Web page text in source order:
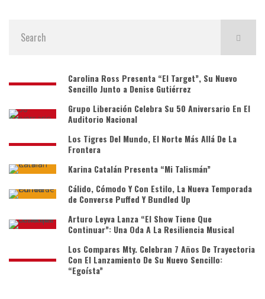
Carolina Ross Presenta “El Target”, Su Nuevo
Sencillo Junto a Denise Gutiérrez
Grupo Liberación Celebra Su 50 Aniversario En El
Auditorio Nacional
Los Tigres Del Mundo, El Norte Más Allá De La
Frontera
Karina Catalán Presenta “Mi Talismán”
Cálido, Cómodo Y Con Estilo, La Nueva Temporada
de Converse Puffed Y Bundled Up
Arturo Leyva Lanza “El Show Tiene Que
Continuar”: Una Oda A La Resiliencia Musical
Los Compares Mty. Celebran 7 Años De Trayectoria
Con El Lanzamiento De Su Nuevo Sencillo:
“Egoísta”